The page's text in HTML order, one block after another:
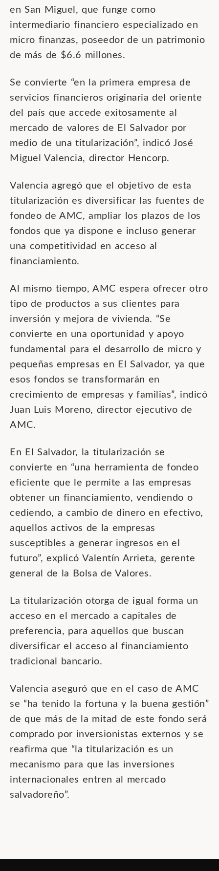
en San Miguel, que funge como
intermediario financiero especializado en
micro finanzas, poseedor de un patrimonio
de más de $6.6 millones.
Se convierte “en la primera empresa de
servicios financieros originaria del oriente
del país que accede exitosamente al
mercado de valores de El Salvador por
medio de una titularización”, indicó José
Miguel Valencia, director Hencorp.
Valencia agregó que el objetivo de esta
titularización es diversificar las fuentes de
fondeo de AMC, ampliar los plazos de los
fondos que ya dispone e incluso generar
una competitividad en acceso al
financiamiento.
Al mismo tiempo, AMC espera ofrecer otro
tipo de productos a sus clientes para
inversión y mejora de vivienda. “Se
convierte en una oportunidad y apoyo
fundamental para el desarrollo de micro y
pequeñas empresas en El Salvador, ya que
esos fondos se transformarán en
crecimiento de empresas y familias”, indicó
Juan Luis Moreno, director ejecutivo de
AMC.
En El Salvador, la titularización se
convierte en “una herramienta de fondeo
eficiente que le permite a las empresas
obtener un financiamiento, vendiendo o
cediendo, a cambio de dinero en efectivo,
aquellos activos de la empresas
susceptibles a generar ingresos en el
futuro”, explicó Valentín Arrieta, gerente
general de la Bolsa de Valores.
La titularización otorga de igual forma un
acceso en el mercado a capitales de
preferencia, para aquellos que buscan
diversificar el acceso al financiamiento
tradicional bancario.
Valencia aseguró que en el caso de AMC
se “ha tenido la fortuna y la buena gestión”
de que más de la mitad de este fondo será
comprado por inversionistas externos y se
reafirma que “la titularización es un
mecanismo para que las inversiones
internacionales entren al mercado
salvadoreño”.